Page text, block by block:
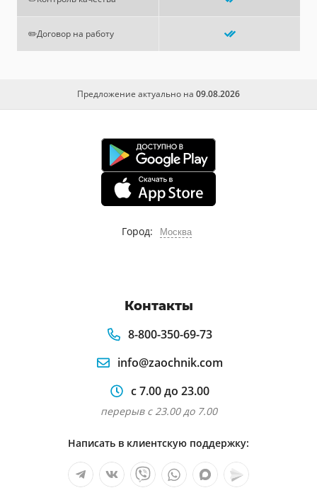
✏️Договор на работу
Предложение актуально на 09.08.2026
Город: Москва
Контакты
8-800-350-69-73
info@zaochnik.com
с 7.00 до 23.00
перерыв с 23.00 до 7.00
Написать в клиентскую поддержку: